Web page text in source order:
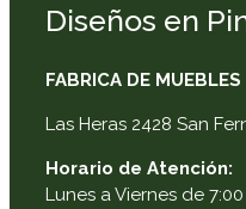
Diseños en
FABRICA DE MUEBLES
Las Heras 2428 San
Horario de Atención:
Lunes a Viernes de 7:00